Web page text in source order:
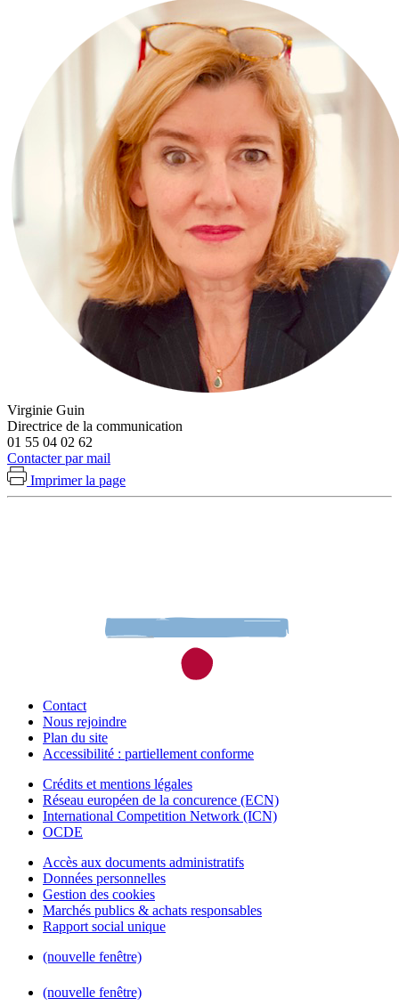
Virginie Guin
Directrice de la communication
01 55 04 02 62
Contacter par mail
Imprimer la page
Contact
Nous rejoindre
Plan du site
Accessibilité : partiellement conforme
Crédits et mentions légales
Réseau européen de la concurence (ECN)
International Competition Network (ICN)
OCDE
Accès aux documents administratifs
Données personnelles
Gestion des cookies
Marchés publics & achats responsables
Rapport social unique
(nouvelle fenêtre)
(nouvelle fenêtre)